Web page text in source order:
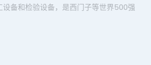
设备和检验设备，是西门子等世界500强